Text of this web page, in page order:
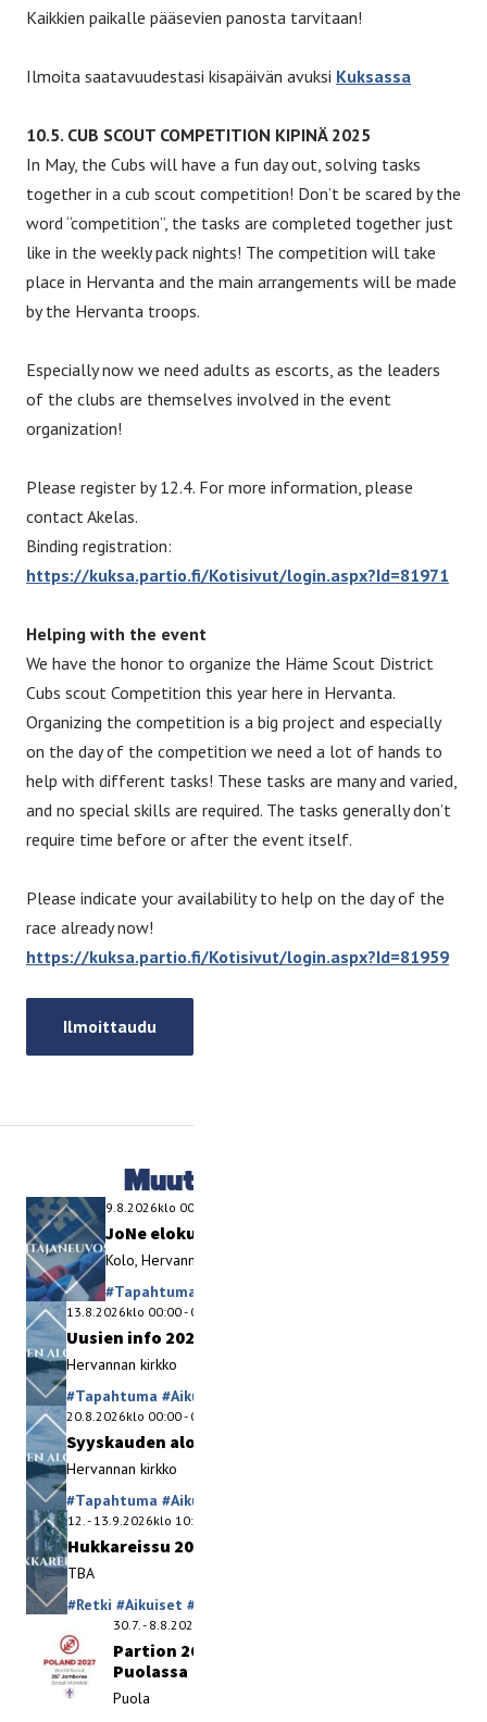
Kaikkien paikalle pääsevien panosta tarvitaan!
Ilmoita saatavuudestasi kisapäivän avuksi Kuksassa
10.5. CUB SCOUT COMPETITION KIPINÄ 2025
In May, the Cubs will have a fun day out, solving tasks
together in a cub scout competition! Don’t be scared by the
word “competition”, the tasks are completed together just
like in the weekly pack nights! The competition will take
place in Hervanta and the main arrangements will be made
by the Hervanta troops.
Especially now we need adults as escorts, as the leaders
of the clubs are themselves involved in the event
organization!
Please register by 12.4. For more information, please
contact Akelas.
Binding registration:
https://kuksa.partio.fi/Kotisivut/login.aspx?Id=81971
Helping with the event
We have the honor to organize the Häme Scout District
Cubs scout Competition this year here in Hervanta.
Organizing the competition is a big project and especially
on the day of the competition we need a lot of hands to
help with different tasks! These tasks are many and varied,
and no special skills are required. The tasks generally don’t
require time before or after the event itself.
Please indicate your availability to help on the day of the
race already now!
https://kuksa.partio.fi/Kotisivut/login.aspx?Id=81959
Ilmoittaudu
Muut tapahtumat
9.8.2026klo 00:00
JoNe elokuu -26
Kolo, Hervannan kirkko
#Tapahtuma
13.8.2026klo 00:00- 00:00
Uusien info 2026
Hervannan kirkko
#Tapahtuma #Aikuiset
20.8.2026klo 00:00- 00:00
Syyskauden aloitus 2026
Hervannan kirkko
#Tapahtuma #Aikuiset
12.- 13.9.2026klo 10:00
Hukkareissu 2026
TBA
#Retki#Aikuiset#Perhepartio
30.7.- 8.8.2027
Partion 26. maailmanjamboree 2027
Puolassa
Puola